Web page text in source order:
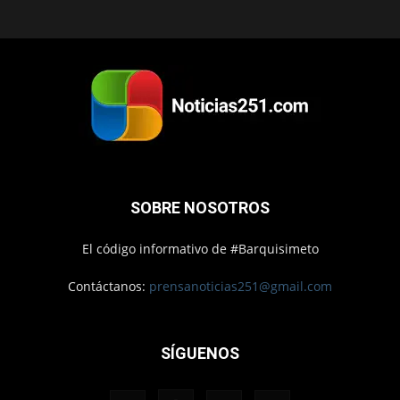
SOBRE NOSOTROS
El código informativo de #Barquisimeto
Contáctanos: prensanoticias251@gmail.com
SÍGUENOS